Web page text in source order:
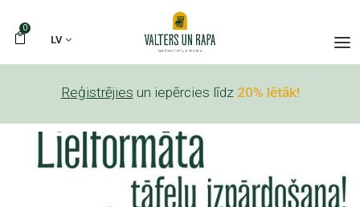
0
LV
Reģistrējies un iepērcies līdz 20% lētāk!